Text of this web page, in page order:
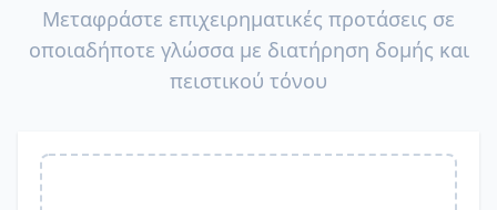
Μεταφράστε επιχειρηματικές προτάσεις σε
οποιαδήποτε γλώσσα με διατήρηση δομής και
πειστικού τόνου